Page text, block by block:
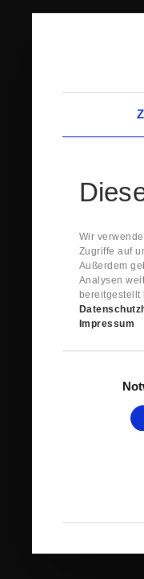
Wir
Zugriffe auf
Außerdem
Analysen
bereitgestellt
Impressum